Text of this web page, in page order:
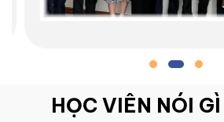
HỌC VIÊN NÓI